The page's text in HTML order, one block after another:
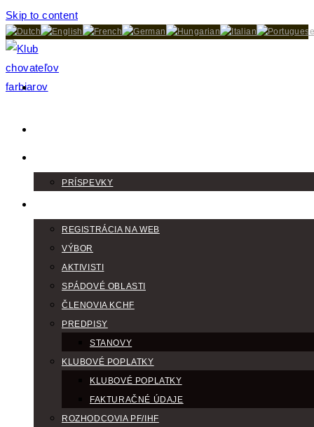
Skip to content
PRÍSPEVKY
REGISTRÁCIA NA WEB
VÝBOR
AKTIVISTI
SPÁDOVÉ OBLASTI
ČLENOVIA KCHF
PREDPISY
STANOVY
KLUBOVÉ POPLATKY
KLUBOVÉ POPLATKY
FAKTURAČNÉ ÚDAJE
ROZHODCOVIA PF/IHF